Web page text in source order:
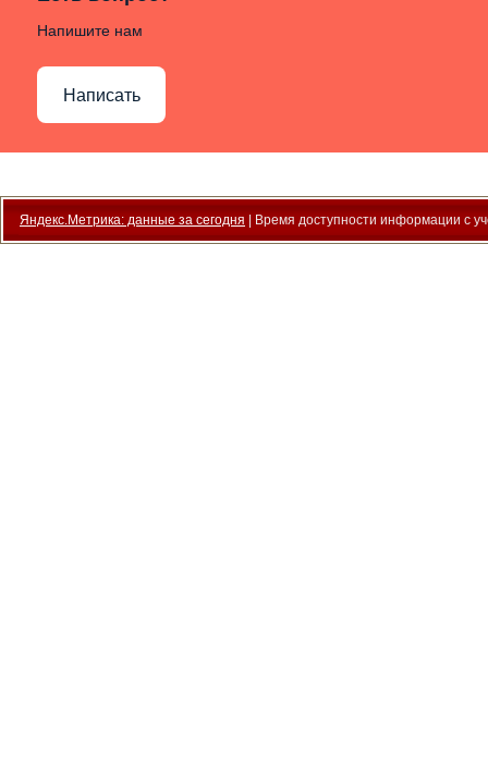
Напишите нам
Написать
Яндекс.Метрика: данные за сегодня | Время доступности информации с